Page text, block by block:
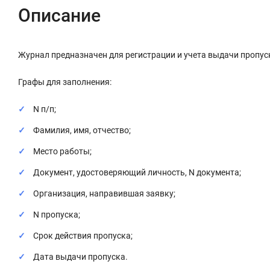
Описание
Журнал предназначен для регистрации и учета выдачи
Графы для заполнения:
N п/п;
Фамилия, имя, отчество;
Место работы;
Документ, удостоверяющий личность, N документа;
Организация, направившая заявку;
N пропуска;
Срок действия пропуска;
Дата выдачи пропуска.